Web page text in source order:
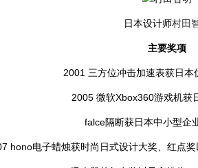
日本设计师村田
主要奖项
2001 三方位冲击加速表获日本
2005 微软Xbox360游戏机获
falce隔断获日本中小型企
hono电子蜡烛获时尚日式设计大奖、红点